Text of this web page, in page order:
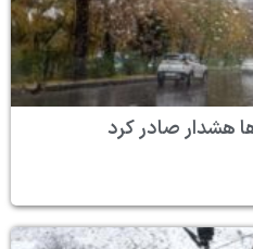
هشدار صادر کرد